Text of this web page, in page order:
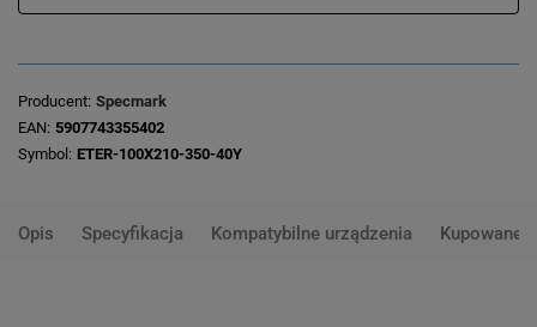
Producent Specmark
EAN 5907743355402
Symbol ETER-100X210-350-40Y
Opis Specyfikacja Kompatybilne urządzenia Kupowane